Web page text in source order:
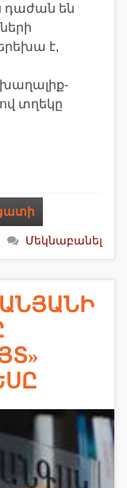
դաժան են
է,
խաղալիք-
տղեկը
Մեկնաբանել